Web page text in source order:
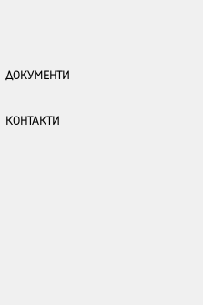
ДОКУМЕНТИ
КОНТАКТИ